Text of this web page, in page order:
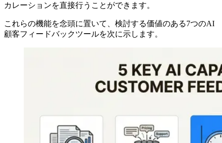
カレーションを直接行うことができます。
これらの機能を念頭に置いて、検討する価値のある7つのAI
顧客フィードバックツールを次に示します。